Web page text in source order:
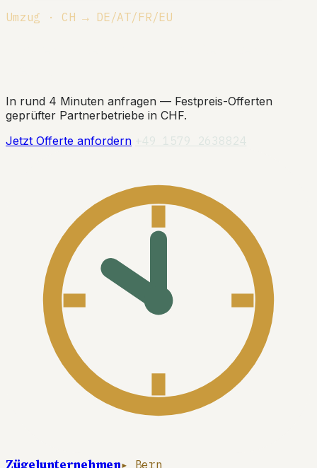
Umzug · CH → DE/AT/FR/EU
In rund 4 Minuten anfragen — Festpreis-Offerten
geprüfter Partnerbetriebe in CHF.
Jetzt Offerte anfordern +49 1579 2638824
Zügelunternehmen▸ Bern